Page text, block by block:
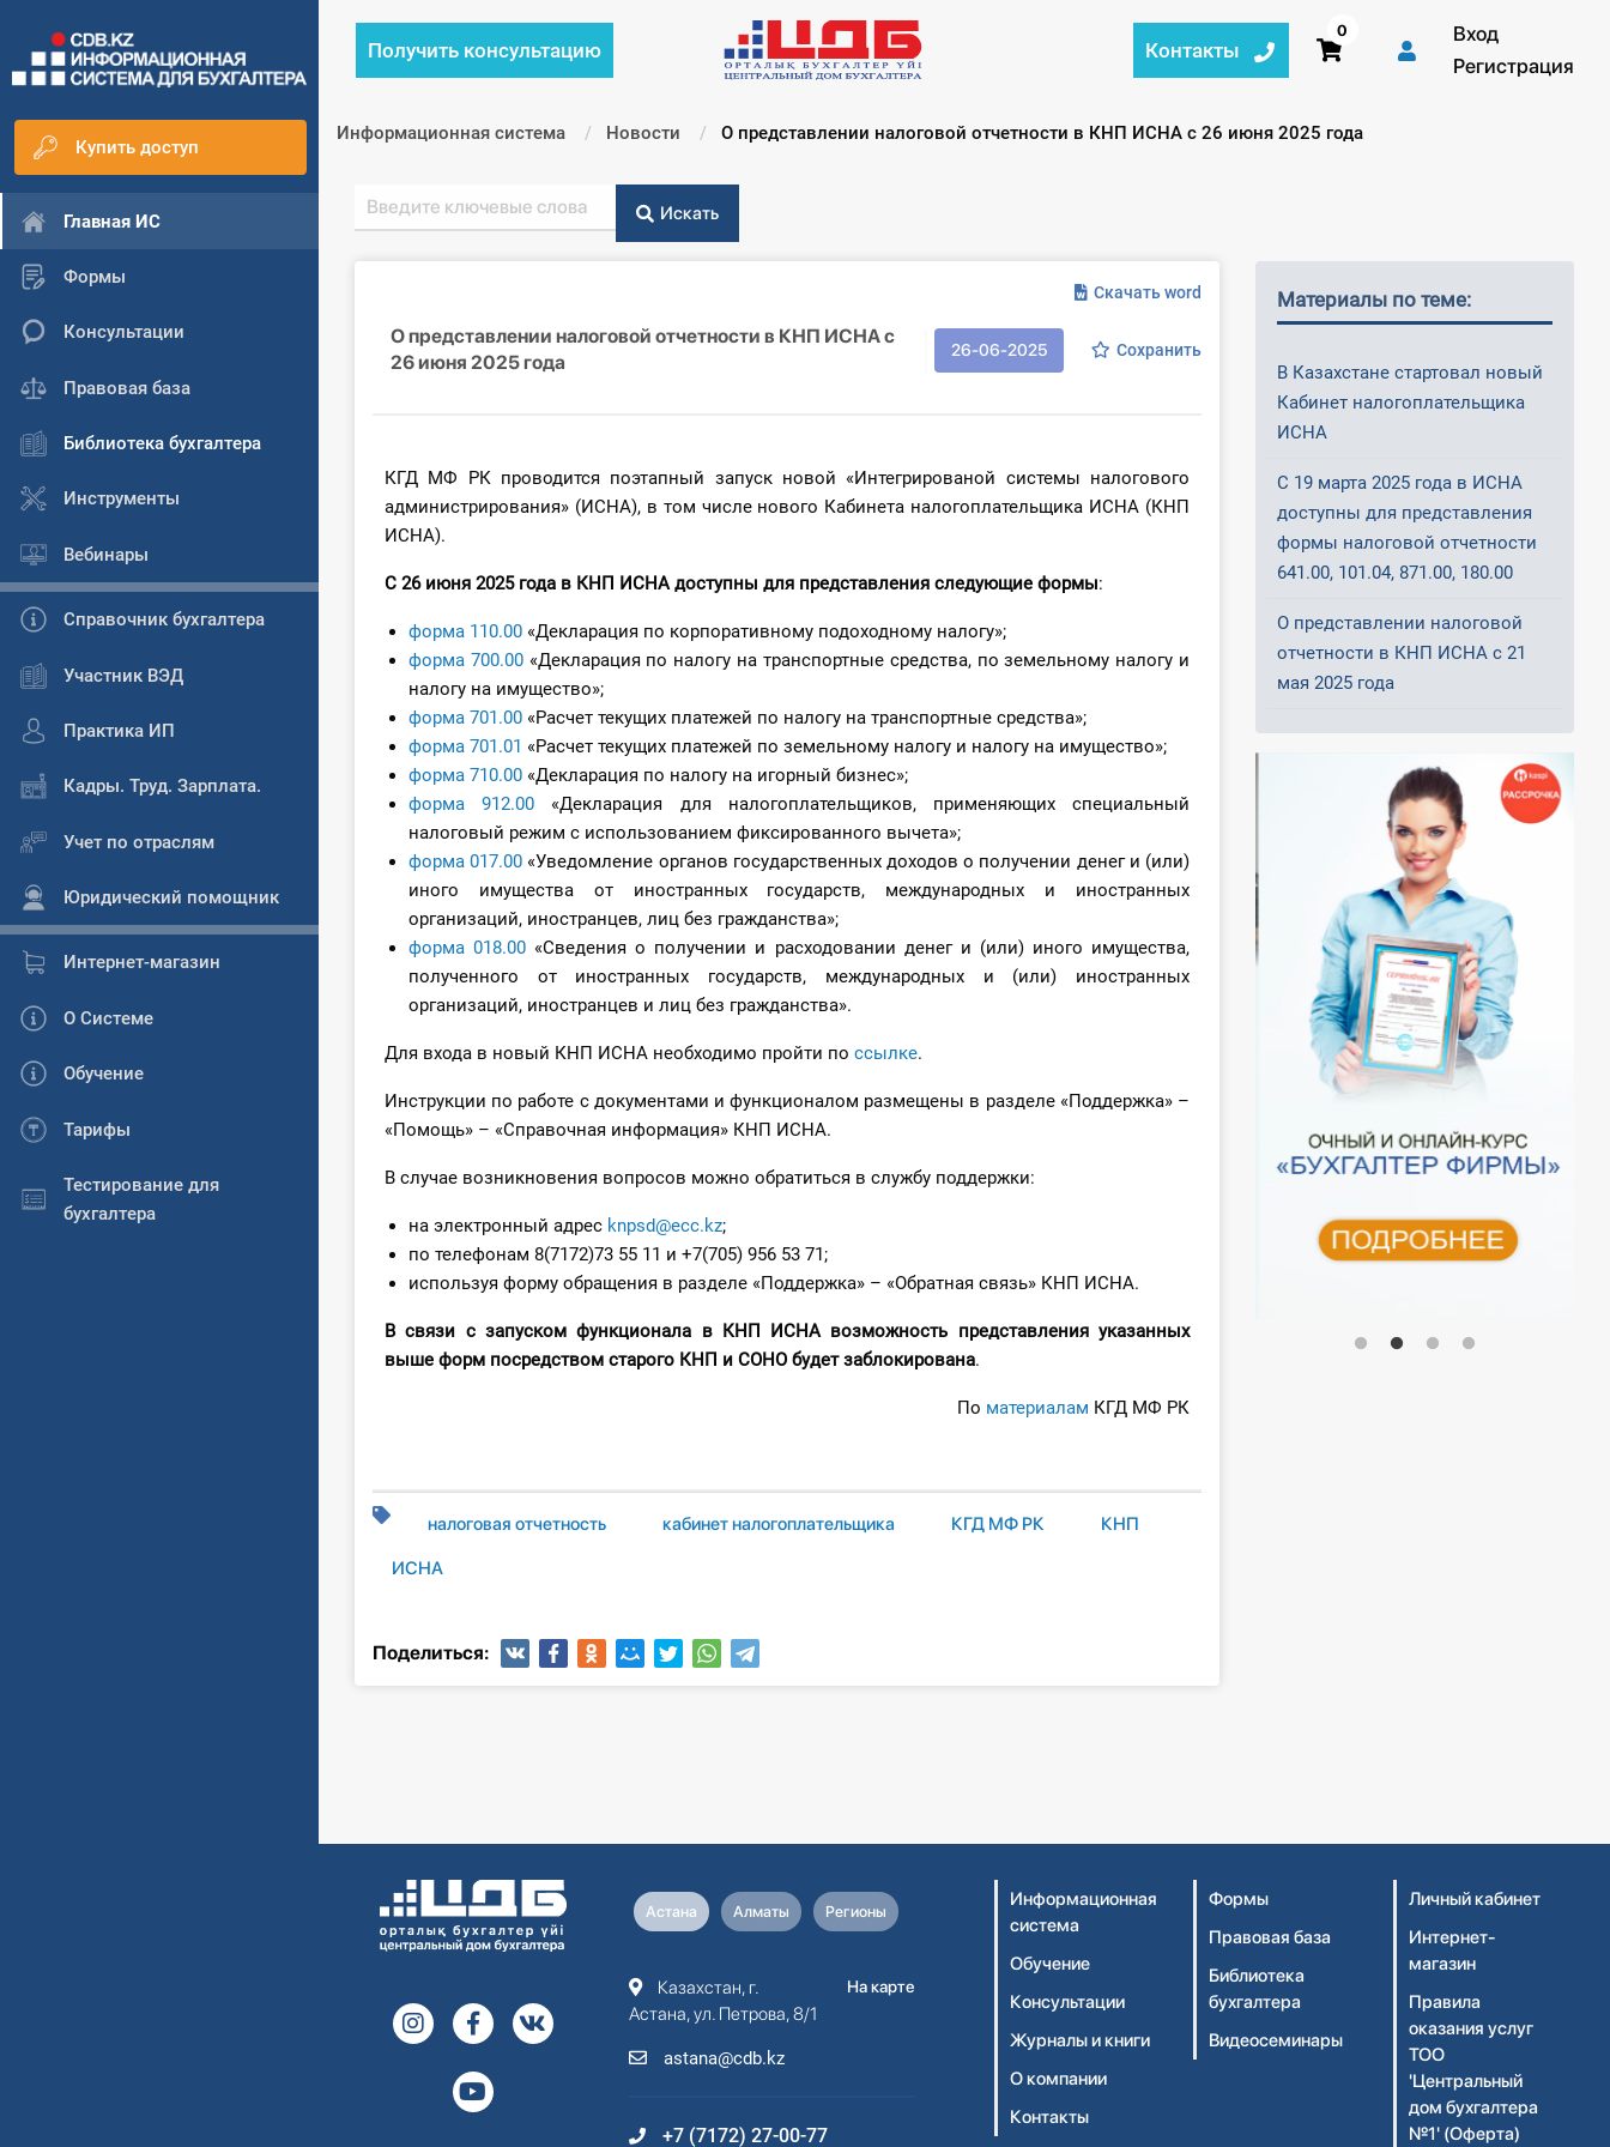
Купить доступ
Главная ИС
Формы
Консультации
Правовая база
Библиотека бухгалтера
Инструменты
Вебинары
Справочник бухгалтера
Участник ВЭД
Практика ИП
Кадры. Труд. Зарплата.
Учет по отраслям
Юридический помощник
Интернет-магазин
О Системе
Обучение
Тарифы
Тестирование для
бухгалтера
Получить консультацию Контакты
0
Вход
Регистрация
Информационная система Новости Текущий:
О представлении налоговой отчетности в КНП ИСНА с 26 июня 2025 года
Искать
Скачать word
О представлении налоговой отчетности в КНП ИСНА с
26 июня 2025 года
26-06-2025 Сохранить
КГД МФ РК проводится поэтапный запуск новой «Интегрированой системы налогового
администрирования» (ИСНА), в том числе нового Кабинета налогоплательщика ИСНА (КНП
ИСНА).
С 26 июня 2025 года в КНП ИСНА доступны для представления следующие формы:
форма 110.00 «Декларация по корпоративному подоходному налогу»;
форма 700.00«Декларация по налогу на транспортные средства, по земельному налогу и
налогу на имущество»;
форма 701.00 «Расчет текущих платежей по налогу на транспортные средства»;
форма 701.01 «Расчет текущих платежей по земельному налогу и налогу на имущество»;
форма 710.00 «Декларация по налогу на игорный бизнес»;
форма 912.00 «Декларация для налогоплательщиков, применяющих специальный
налоговый режим с использованием фиксированного вычета»;
форма 017.00 «Уведомление органов государственных доходов о получении денег и (или)
иного имущества от иностранных государств, международных и иностранных
организаций, иностранцев, лиц без гражданства»;
форма 018.00 «Сведения о получении и расходовании денег и (или) иного имущества,
полученного от иностранных государств, международных и (или) иностранных
организаций, иностранцев и лиц без гражданства».
Для входа в новый КНП ИСНА необходимо пройти по ссылке.
Инструкции по работе с документами и функционалом размещены в разделе «Поддержка» –
«Помощь» – «Справочная информация» КНП ИСНА.
В случае возникновения вопросов можно обратиться в службу поддержки:
на электронный адрес knpsd@ecc.kz;
по телефонам 8(7172)73 55 11 и +7(705) 956 53 71;
используя форму обращения в разделе «Поддержка» – «Обратная связь» КНП ИСНА.
В связи с запуском функционала в КНП ИСНАвозможность представления указанных
выше форм посредством старого КНП и СОНО будет заблокирована.
По материалам КГД МФ РК
налоговая отчетность кабинет налогоплательщика КГД МФ РК КНП
ИСНА
Поделиться:
Материалы по теме:
В Казахстане стартовал новый
Кабинет налогоплательщика
ИСНА
С 19 марта 2025 года в ИСНА
доступны для представления
формы налоговой отчетности
641.00, 101.04, 871.00, 180.00
О представлении налоговой
отчетности в КНП ИСНА с 21
мая 2025 года
Астана Алматы Регионы
Казахстан, г.
Астана, ул. Петрова, 8/1
astana@cdb.kz
На карте
+7 (7172) 27-00-77
Информационная
система
Обучение
Консультации
Журналы и книги
О компании
Контакты
Формы
Правовая база
Библиотека
бухгалтера
Видеосеминары
Личный кабинет
Интернет-
магазин
Правила
оказания услуг
ТОО
'Центральный
дом бухгалтера
№1' (Оферта)